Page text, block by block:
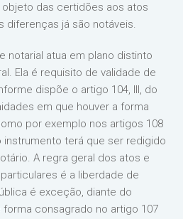
das certidões aos atos
diferenças já são notáveis.
notarial atua em plano distinto
Ela é requisito de validade de
dispõe o artigo 104, III, do
em que houver a forma
por exemplo nos artigos 108
instrumento terá que ser redigido
A regra geral dos atos e
é a liberdade de
é exceção, diante do
consagrado no artigo 107